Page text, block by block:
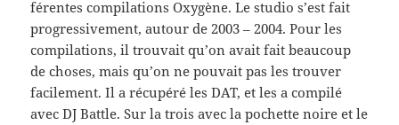
férentes com­pi­la­tions Oxygène. Le stu­dio s’est fait
pro­gres­sive­ment, autour de 2003 – 2004. Pour les
com­pi­la­tions, il trou­vait qu’on avait fait beau­coup
de choses, mais qu’on ne pou­vait pas les trou­ver
facile­ment. Il a récupéré les DAT, et les a com­pilé
avec DJ Bat­tle. Sur la trois avec la pochette noire et le